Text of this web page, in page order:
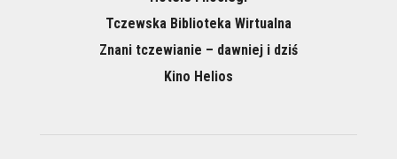
Tczewska Biblioteka Wirtualna
Znani tczewianie – dawniej i dziś
Kino Helios